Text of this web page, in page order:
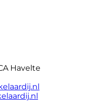
Havelte